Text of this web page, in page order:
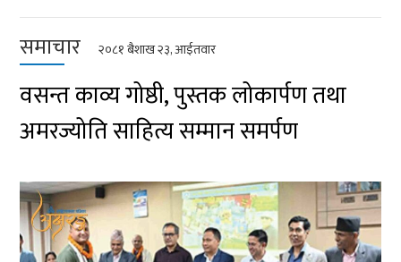
समाचार २०८१ बैशाख २३, आईतवार
वसन्त काव्य गोष्ठी, पुस्तक लोकार्पण तथा
अमरज्योति साहित्य सम्मान समर्पण